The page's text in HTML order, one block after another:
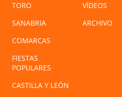
TORO
SANABRIA
COMARCAS
FIESTAS
POPULARES
CASTILLA Y LEÓN
VÍDEOS
ARCHIVO